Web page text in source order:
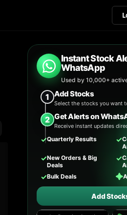
Instant Stock
WhatsApp
Used by 10,000+
1 Add Stocks
Select the stocks you want
2 Get Alerts on
Receive instant updates
✓Quarterly Results ✓
✓New Orders & Big
Deals
✓
✓Bulk Deals ✦
Add